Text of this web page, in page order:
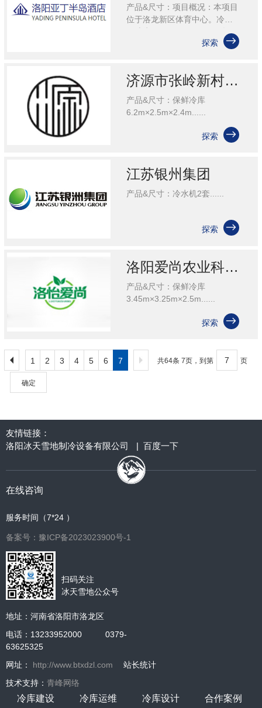
产品&尺寸：项目概况：本项目
位于洛龙新区体育中心。冷库
尺寸为：5.25m*4.4m.项目设
备选型为：压缩机组为：艾默
探索 
济源市张岭新村冷库
产品&尺寸：保鲜冷库
6.2m×2.5m×2.4m......
探索 
江苏银州集团
产品&尺寸：冷水机2套......
探索 
洛阳爱尚农业科技有限公司
产品&尺寸：保鲜冷库
3.45m×3.25m×2.5m......
探索 
1 2 3 4 5 6 7 共64条 7页，到第 页
确定
友情链接：
洛阳冰天雪地制冷设备有限公司
| 百度一下
在线咨询
服务时间（7*24 ）
备案号：豫ICP备2023023900号-1
扫码关注
冰天雪地公众号
地址：河南省洛阳市洛龙区
电话：13233952000 0379-
63625325
网址： http://www.btxdzl.com 站长统计
技术支持： 青峰网络
冷库建设 冷库运维 冷库设计 合作案例